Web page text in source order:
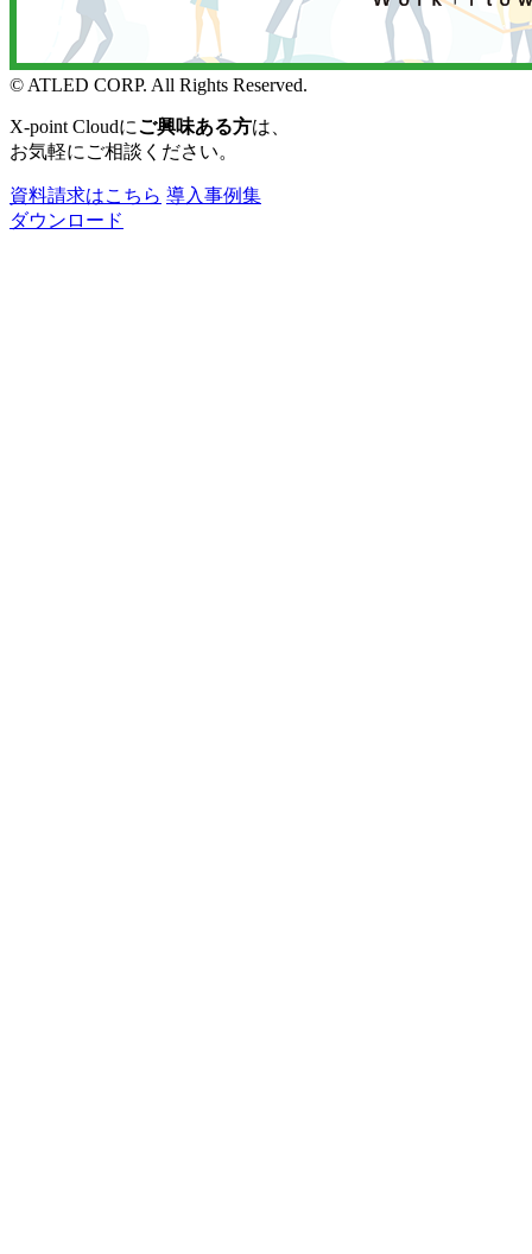
© ATLED CORP. All Rights Reserved.
X-point Cloudにご興味ある方は、
お気軽にご相談ください。
資料請求はこちら 導入事例集
ダウンロード